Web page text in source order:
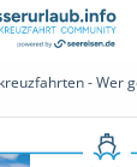
- Wer